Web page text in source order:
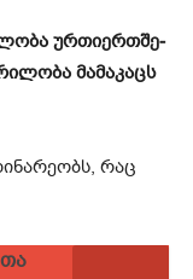
ურ­თი­ერ­თშე­
მა­მა­კაცს
რაც